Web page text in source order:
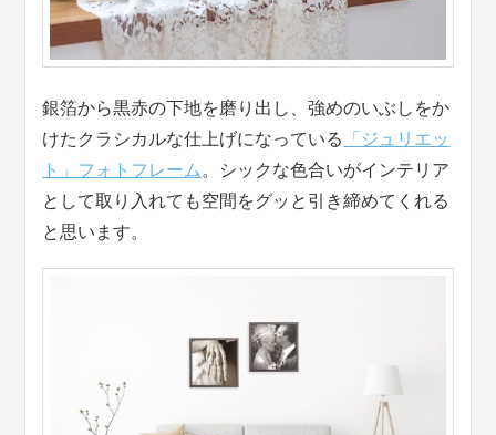
銀箔から黒赤の下地を磨り出し、強めのいぶしをか
けたクラシカルな仕上げになっている
「ジュリエッ
ト」フォトフレーム 。シックな色合いがインテリア
として取り入れても空間をグッと引き締めてくれる
と思います。